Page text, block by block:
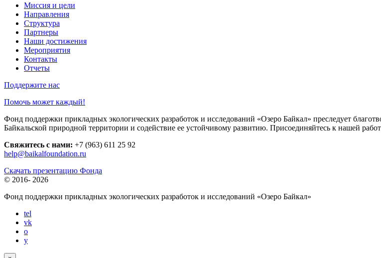
Миссия и цели
Направления
Структура
Партнеры
Наши достижения
Мероприятия
Контакты
Отчеты
Поддержите нас
Помочь может каждый!
Фонд поддержки прикладных экологических разработок и исследований «Озеро Байкал» преследует
Байкальской природной территории и содействие ее устойчивому развитию. Присоединяйтесь к нашей
Свяжитесь с нами: +7 (963) 611 25 92
help@baikalfoundation.ru
Скачать презентацию Фонда
© 2016- 2026
Фонд поддержки прикладных экологических разработок и исследований «Озеро Байкал»
tel
vk
o
y